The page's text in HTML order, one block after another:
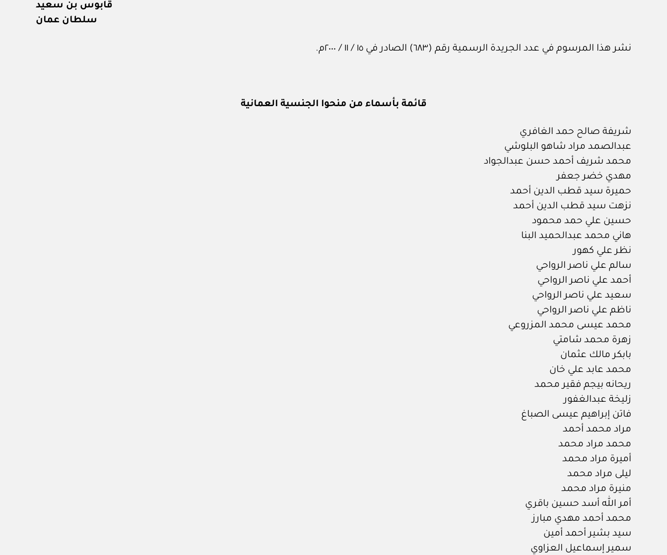
قابوس بن سعيد
سلطان عمان
نشر هذا المرسوم في عدد الجريدة الرسمية رقم (٦٨٣) الصادر في ١٥ / ١١ / ٢٠٠٠م.
قائمة بأسماء من منحوا الجنسية العمانية
شريفة صالح حمد الغافري
عبدالصمد مراد شاهو البلوشي
محمد شريف أحمد حسن عبدالجواد
مهدي خضر جعفر
حميرة سيد قطب الدين أحمد
نزهت سيد قطب الدين أحمد
حسين علي حمد محمود
هاني محمد عبدالحميد البنا
نظر علي كهور
سالم علي ناصر الرواحي
أحمد علي ناصر الرواحي
سعيد علي ناصر الرواحي
ناظم علي ناصر الرواحي
محمد عيسى محمد المزروعي
زهرة محمد شامتي
بابكر مالك عثمان
محمد عابد علي خان
ريحانه بيجم فقير محمد
زليخة عبدالغفور
فاتن إبراهيم عيسى الصباغ
مراد محمد أحمد
محمد مراد محمد
أميرة مراد محمد
ليلى مراد محمد
منيرة مراد محمد
أمر الله أسد حسين باقري
محمد أحمد مهدي مبارز
سيد بشير أحمد أمين
سمير إسماعيل العزاوي